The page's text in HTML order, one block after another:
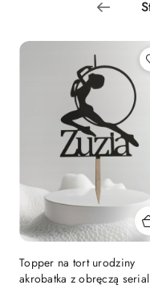
Topper na tort urodziny
akrobatka z obręczą serial